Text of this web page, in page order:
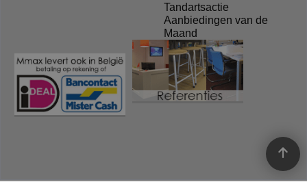
Tandartsactie
Aanbiedingen van de
Maand